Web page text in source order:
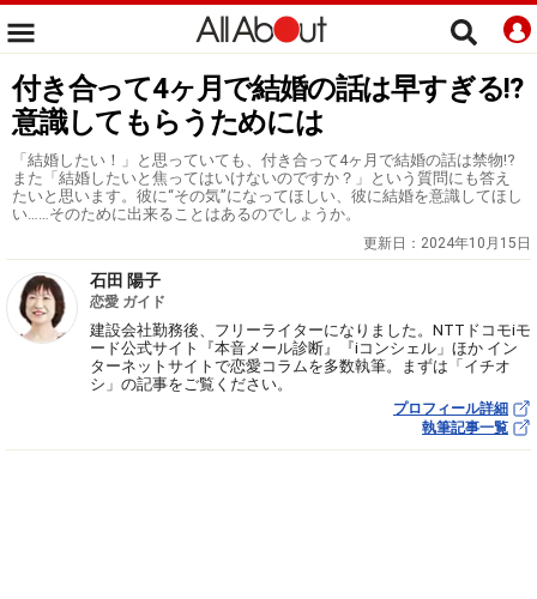
付き合って4ヶ月で結婚の話は早すぎる!?
意識してもらうためには
「結婚したい！」と思っていても、付き合って4ヶ月で結婚の話は禁物!?
また「結婚したいと焦ってはいけないのですか？」という質問にも答え
たいと思います。彼に“その気”になってほしい、彼に結婚を意識してほし
い……そのために出来ることはあるのでしょうか。
更新日： 2024年10月15日
石田 陽子
恋愛 ガイド
建設会社勤務後、フリーライターになりました。NTTドコモiモ
ード公式サイト『本音メール診断』『iコンシェル」ほか イン
ターネットサイトで恋愛コラムを多数執筆。まずは「イチオ
シ」の記事をご覧ください。
プロフィール詳細
執筆記事一覧